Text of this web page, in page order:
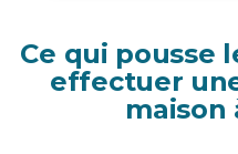
Ce qui pousse
effectuer
maison